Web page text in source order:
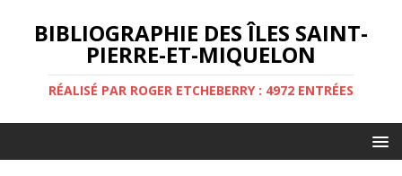
BIBLIOGRAPHIE DES ÎLES SAINT-
PIERRE-ET-MIQUELON
RÉALISÉ PAR ROGER ETCHEBERRY : 4972 ENTRÉES